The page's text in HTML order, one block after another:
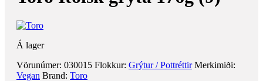
Á lager
Vörunúmer: 030015 Flokkur: Grýtur / Pottréttir Merkimiði:
Vegan Brand: Toro